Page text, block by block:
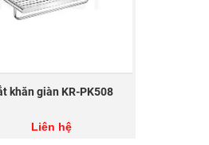
khăn giàn KR-PK508
Liên hệ